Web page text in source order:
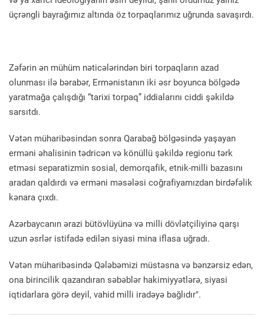
üçrəngli bayrağımız altında öz torpaqlarımız uğrunda savaşırdı.
Zəfərin ən mühüm nəticələrindən biri torpaqların azad
olunması ilə bərabər, Ermənistanın iki əsr boyunca bölgədə
yaratmağa çalışdığı “tarixi torpaq” iddialarını ciddi şəkildə
sarsıtdı.
Vətən müharibəsindən sonra Qarabağ bölgəsində yaşayan
erməni əhalisinin tədricən və könüllü şəkildə regionu tərk
etməsi separatizmin sosial, demorqafik, etnik-milli bazasını
aradan qaldırdı və erməni məsələsi coğrafiyamızdan birdəfəlik
kənara çıxdı.
Azərbaycanın ərazi bütövlüyünə və milli dövlətçiliyinə qarşı
uzun əsrlər istifadə edilən siyasi mina iflasa uğradı.
Vətən müharibəsində Qələbəmizi müstəsna və bənzərsiz edən,
ona birincilik qazandıran səbəblər hakimiyyətlərə, siyasi
iqtidarlara görə deyil, vahid milli iradəyə bağlıdır".